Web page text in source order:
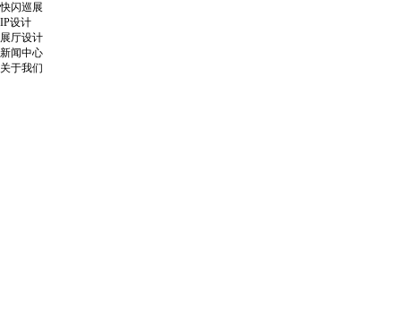
快闪巡展
IP设计
展厅设计
新闻中心
关于我们